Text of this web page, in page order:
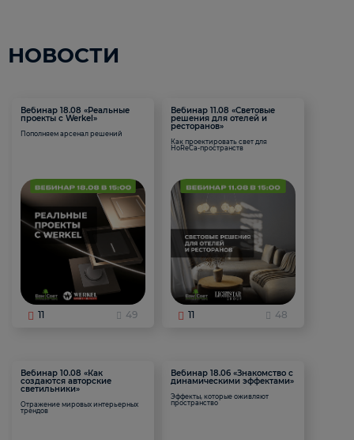
НОВОСТИ
Вебинар 18.08 «Реальные
проекты с Werkel»
Пополняем арсенал решений
11 49
Вебинар 11.08 «Световые
решения для отелей и
ресторанов»
Как проектировать свет для
HoReCa-пространств
11 48
Вебинар 10.08 «Как
создаются авторские
светильники»
Отражение мировых интерьерных
трендов
Вебинар 18.06 «Знакомство с
динамическими эффектами»
Эффекты, которые оживляют
пространство